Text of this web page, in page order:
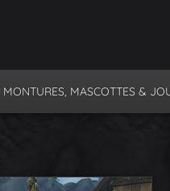
MONTURES, MASCOTTES &